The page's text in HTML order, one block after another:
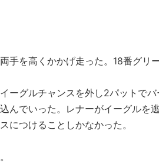
手を高くかかげ走った。18番グリ
ーグルチャンスを外し2パットで
んでいった。レナーがイーグルを
につけることしかなかった。